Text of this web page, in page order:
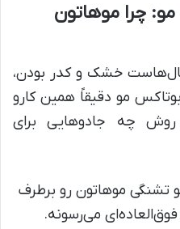
چرا موهاتون
خشک و کدر بودن،
مو دقیقاً همین کارو
روش چه جادوهایی برای
تشنگی موهاتون رو برطرف
می‌رسونه.